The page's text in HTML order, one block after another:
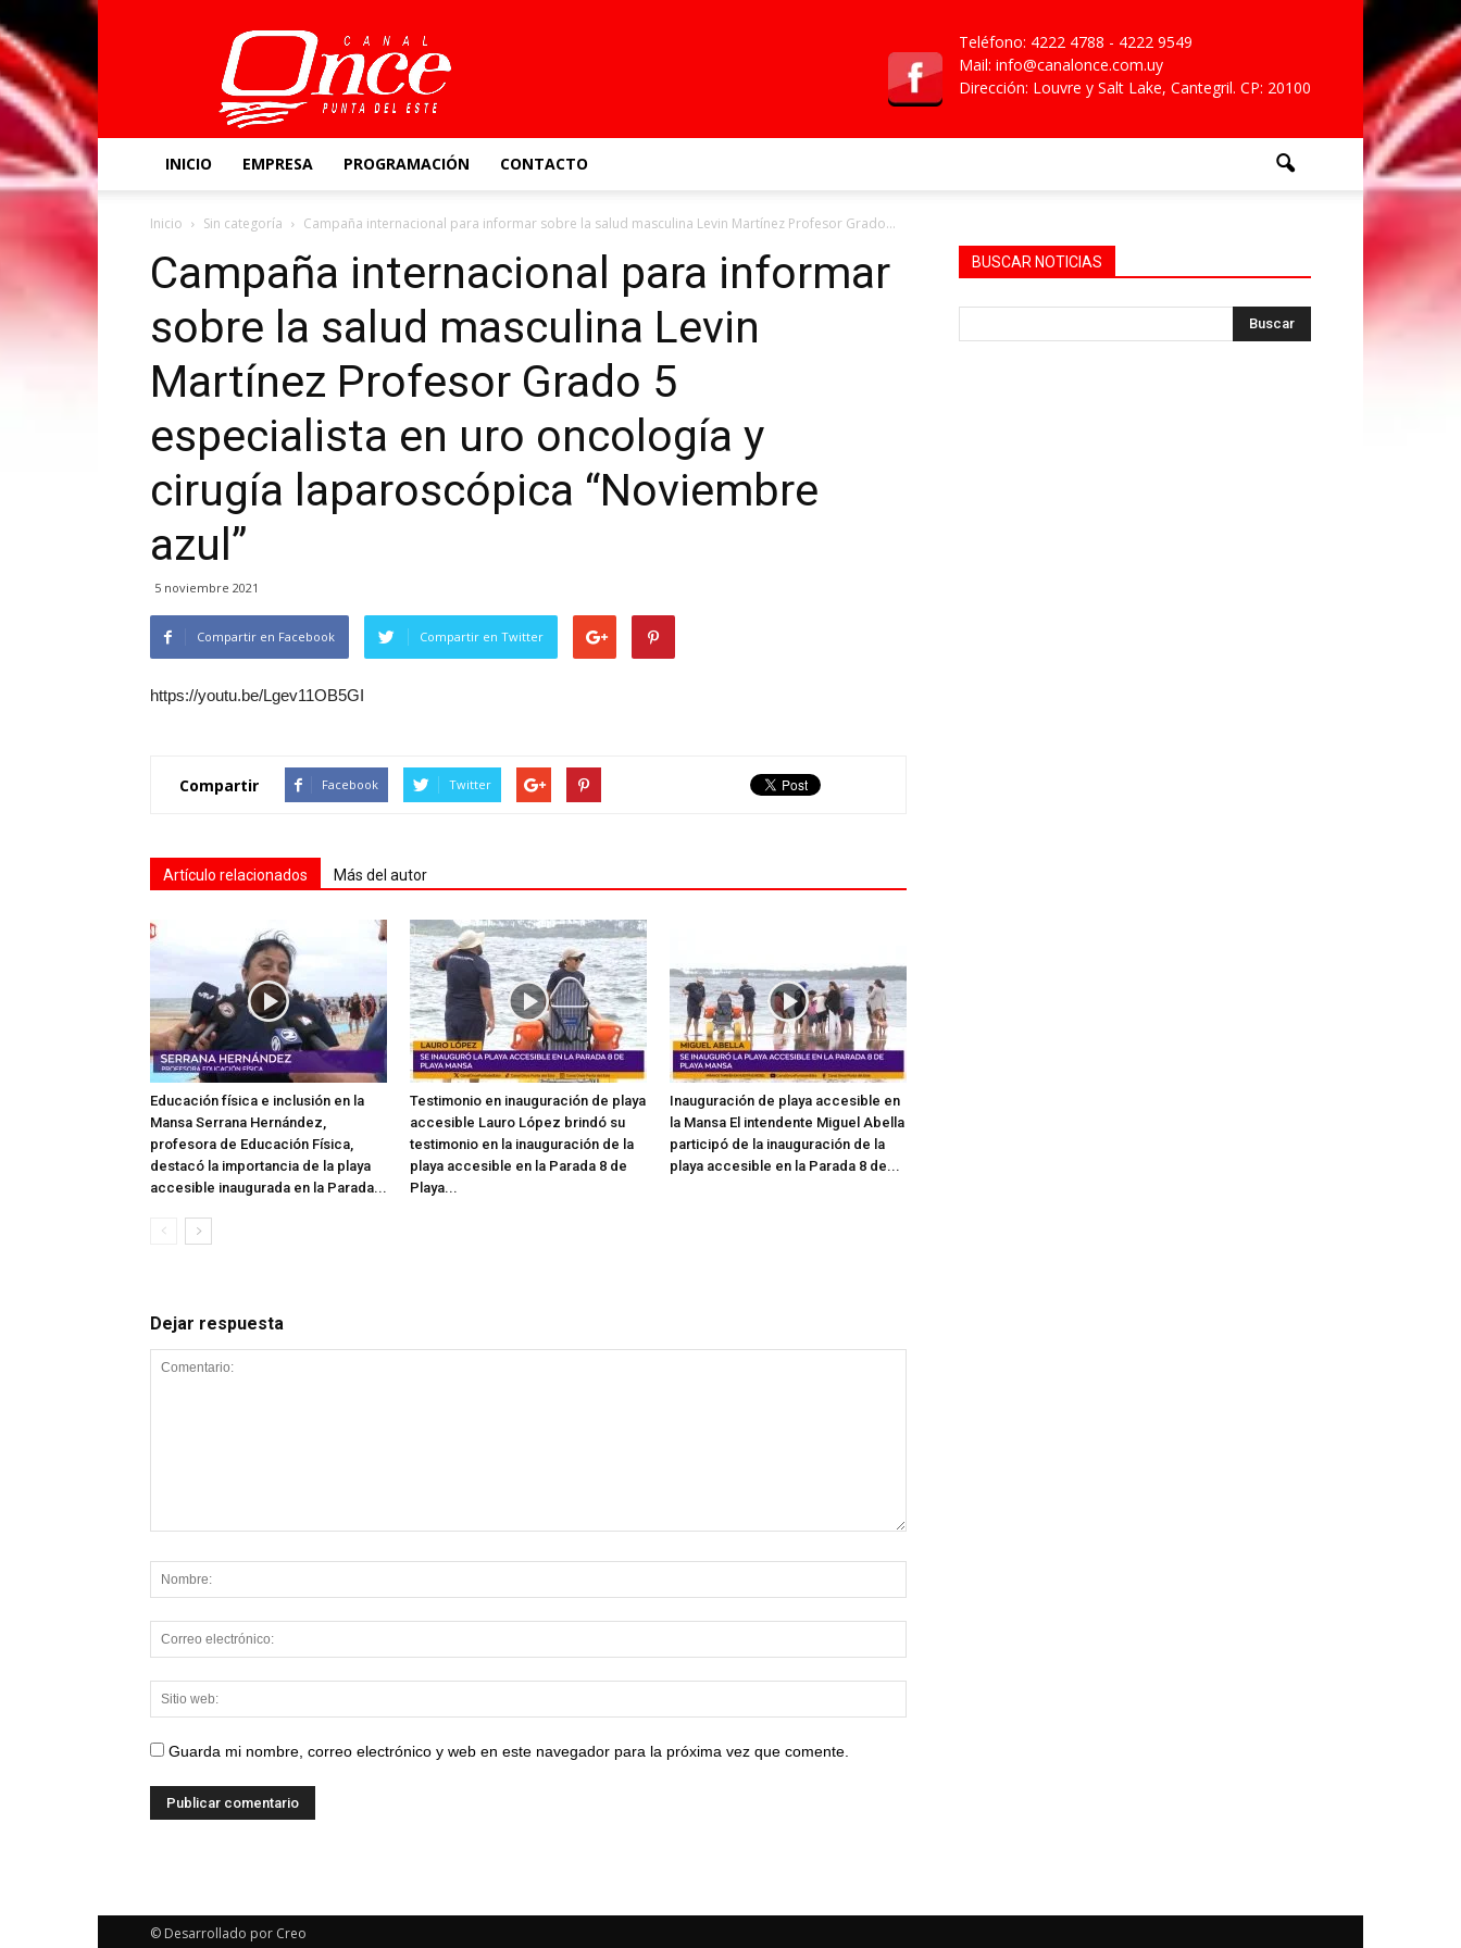
Canal
Once
Teléfono: 4222 4788 - 4222 9549
Mail: info@canalonce.com.uy
Dirección: Louvre y Salt Lake, Cantegril. CP: 20100
INICIO EMPRESA PROGRAMACIÓN CONTACTO
Inicio Sin categoría Campaña internacional para informar sobre la salud masculina Levin Martínez Profesor Grado...
Campaña internacional para informar
sobre la salud masculina Levin
Martínez Profesor Grado 5
especialista en uro oncología y
cirugía laparoscópica “Noviembre
azul”
5 noviembre 2021
Compartir en Facebook Compartir en Twitter
https://youtu.be/Lgev11OB5GI
Compartir Facebook Twitter
Artículo relacionados Más del autor
Educación física e inclusión en la
Mansa Serrana Hernández,
profesora de Educación Física,
destacó la importancia de la playa
accesible inaugurada en la Parada...
Testimonio en inauguración de playa
accesible Lauro López brindó su
testimonio en la inauguración de la
playa accesible en la Parada 8 de
Playa...
Inauguración de playa accesible en
la Mansa El intendente Miguel Abella
participó de la inauguración de la
playa accesible en la Parada 8 de...
Dejar respuesta
Guarda mi nombre, correo electrónico y web en este navegador para la próxima vez que comente.
BUSCAR NOTICIAS
© Desarrollado por Creo